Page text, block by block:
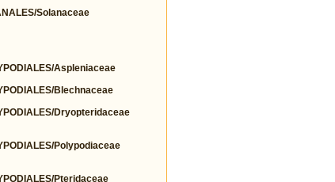
Solanaceae
Aspleniaceae
Blechnaceae
Dryopteridaceae
Polypodiaceae
Pteridaceae